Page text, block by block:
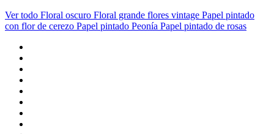
Ver todo Floral oscuro Floral grande flores vintage Papel pintado
con flor de cerezo Papel pintado Peonía Papel pintado de rosas